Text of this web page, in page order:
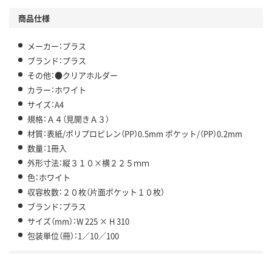
商品仕様
メーカー：プラス
ブランド：プラス
その他：●クリアホルダー
カラー：ホワイト
サイズ：A4
規格：Ａ４（見開きＡ３）
材質：表紙/ポリプロピレン（PP）0.5mm ポケット/（PP）0.2mm
数量：1冊入
外形寸法：縦３１０×横２２５ｍｍ
色：ホワイト
収容枚数：２０枚（片面ポケット１０枚）
ブランド：プラス
サイズ（mm）：W 225 × H 310
包装単位（冊）：1／10／100